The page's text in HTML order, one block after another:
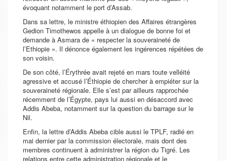
évoquant notamment le port d’Assab.
Dans sa lettre, le ministre éthiopien des Affaires étrangères
Gedion Timothewos appelle à un dialogue de bonne foi et
demande à Asmara de « respecter la souveraineté de
l’Ethiopie ». Il dénonce également les ingérences répétées de
son voisin.
De son côté, l’Érythrée avait rejeté en mars toute velléité
agressive et accusé l’Éthiopie de chercher à empiéter sur la
souveraineté régionale. Elle s’est par ailleurs rapprochée
récemment de l’Égypte, pays lui aussi en désaccord avec
Addis Abeba, notamment sur la question du barrage sur le
Nil.
Enfin, la lettre d’Addis Abeba cible aussi le TPLF, radié en
mai dernier par la commission électorale, mais dont des
membres continuent à administrer la région du Tigré. Les
relations entre cette administration régionale et le